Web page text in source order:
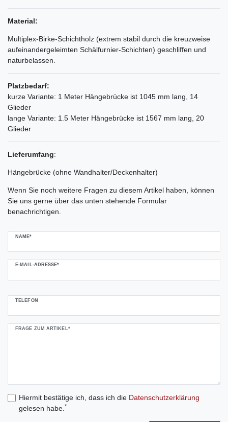
Material:
Multiplex-Birke-Schichtholz (extrem stabil durch die kreuzweise
aufeinandergeleimten Schälfurnier-Schichten) geschliffen und
naturbelassen.
Platzbedarf:
kurze Variante: 1 Meter Hängebrücke ist 1045 mm lang, 14
Glieder
lange Variante: 1.5 Meter Hängebrücke ist 1567 mm lang, 20
Glieder
Lieferumfang:
Hängebrücke (ohne Wandhalter/Deckenhalter)
Wenn Sie noch weitere Fragen zu diesem Artikel haben, können
Sie uns gerne über das unten stehende Formular
benachrichtigen.
NAME*
E-MAIL-ADRESSE*
TELEFON
FRAGE ZUM ARTIKEL*
Hiermit bestätige ich, dass ich die Daten­schutz­erklärung
gelesen habe.*